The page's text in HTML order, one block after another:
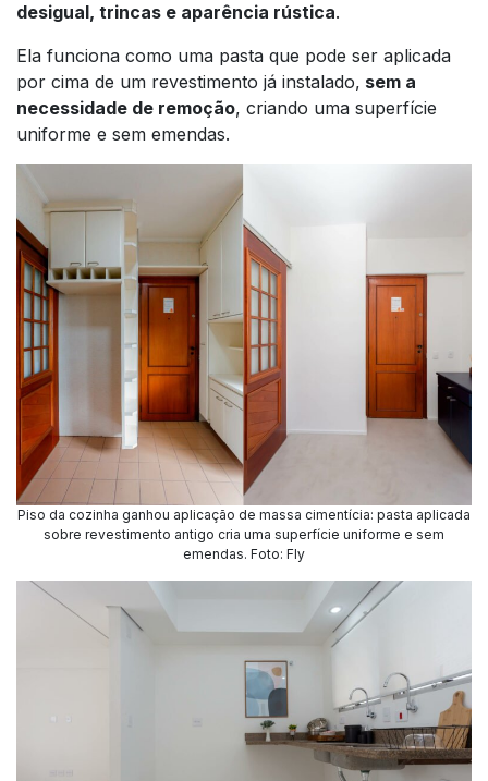
desigual, trincas e aparência rústica.
Ela funciona como uma pasta que pode ser aplicada
por cima de um revestimento já instalado, sem a
necessidade de remoção, criando uma superfície
uniforme e sem emendas.
Piso da cozinha ganhou aplicação de massa cimentícia: pasta aplicada
sobre revestimento antigo cria uma superfície uniforme e sem
emendas. Foto: Fly